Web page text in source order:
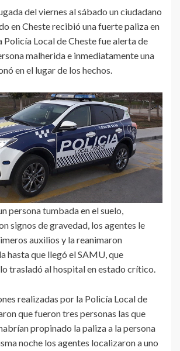
del viernes al sábado un ciudadano
en Cheste recibió una fuerte paliza en
Policía Local de Cheste fue alerta de
malherida e inmediatamente una
en el lugar de los hechos.
persona tumbada en el suelo,
signos de gravedad, los agentes le
auxilios y la reanimaron
hasta que llegó el SAMU, que
trasladó al hospital en estado crítico.
realizadas por la Policía Local de
que fueron tres personas las que
propinado la paliza a la persona
noche los agentes localizaron a uno